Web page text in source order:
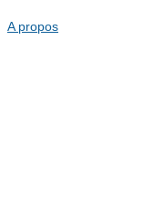
A propos